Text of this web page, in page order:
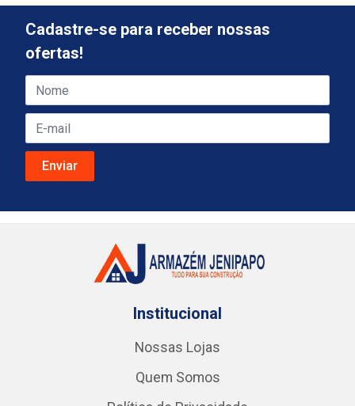
Cadastre-se para receber nossas
ofertas!
Institucional
Nossas Lojas
Quem Somos